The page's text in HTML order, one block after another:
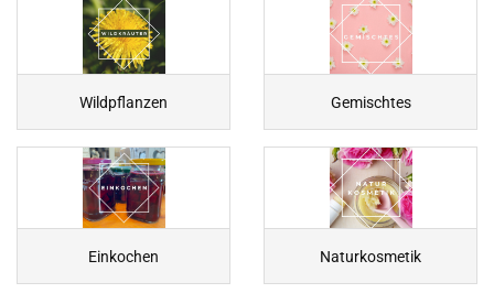
Wildpflanzen Gemischtes
Einkochen Naturkosmetik